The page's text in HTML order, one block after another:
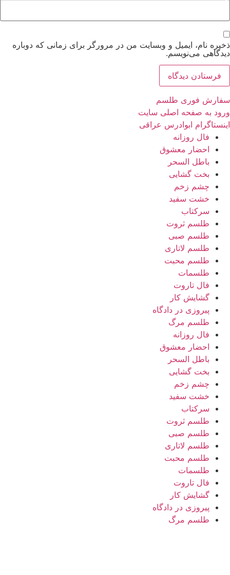
ذخیره نام، ایمیل و وبسایت من در مرورگر برای زمانی که دوباره
دیدگاهی می‌نویسم.
سفارش فوری طلسم
ورود به صفحه اصلی سایت
اینستاگرام ابوادرس عراقی
فال روزانه
احضار معشوق
باطل السحر
بخت گشایی
چشم زخم
خشت سفید
سرکتاب
طلسم ثروت
طلسم صبی
طلسم لاتاری
طلسم محبت
طلسمات
فال تاروت
گشایش کار
پیروزی در دادگاه
طلسم مرگ
فال روزانه
احضار معشوق
باطل السحر
بخت گشایی
چشم زخم
خشت سفید
سرکتاب
طلسم ثروت
طلسم صبی
طلسم لاتاری
طلسم محبت
طلسمات
فال تاروت
گشایش کار
پیروزی در دادگاه
طلسم مرگ